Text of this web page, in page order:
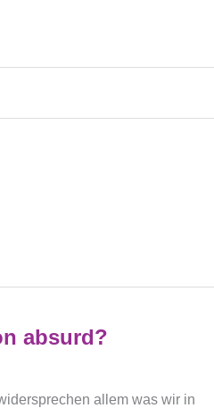
absurd?
allem was wir in